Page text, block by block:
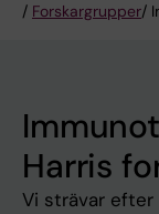
/ Forskargrupper/
Harris
Vi strävar